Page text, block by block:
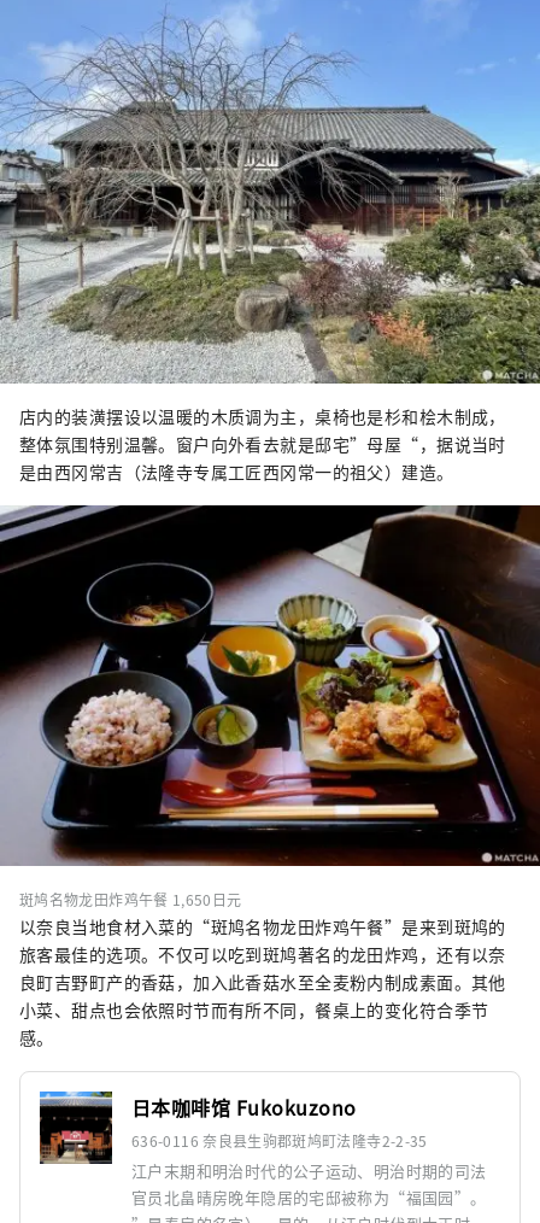
店内的装潢摆设以温暖的木质调为主，桌椅也是杉和桧木制成，
整体氛围特别温馨。窗户向外看去就是邸宅”母屋“，据说当时
是由西冈常吉（法隆寺专属工匠西冈常一的祖父）建造。
斑鸠名物龙田炸鸡午餐 1,650日元
以奈良当地食材入菜的“斑鸠名物龙田炸鸡午餐”是来到斑鸠的
旅客最佳的选项。不仅可以吃到斑鸠著名的龙田炸鸡，还有以奈
良町吉野町产的香菇，加入此香菇水至全麦粉内制成素面。其他
小菜、甜点也会依照时节而有所不同，餐桌上的变化符合季节
感。
日本咖啡馆​​ Fukokuzono
636-0116 奈良县生驹郡斑鸠町法隆寺2-2-35
江户末期和明治时代的公子运动、明治时期的司法
官员北畠晴房晚年隐居的宅邸被称为“福国园”。